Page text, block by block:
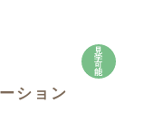
見
学
可
能
ション